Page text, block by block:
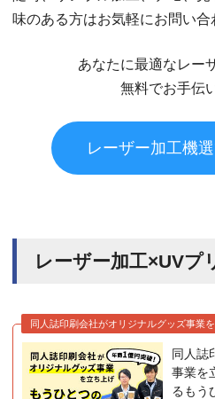
味のある方はお気軽にお問い合
あなたに最適なレー
無料でお手伝
レーザー加工機
レーザー加工×UVプ
同人誌印刷会社がオリジナルグッズ事業
同人誌
事業を
るもう